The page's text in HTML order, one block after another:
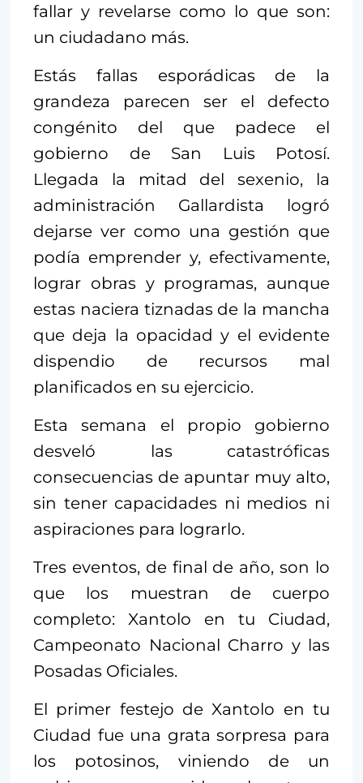
fallar y revelarse como lo que son:
un ciudadano más.
Estás fallas esporádicas de la
grandeza parecen ser el defecto
congénito del que padece el
gobierno de San Luis Potosí.
Llegada la mitad del sexenio, la
administración Gallardista logró
dejarse ver como una gestión que
podía emprender y, efectivamente,
lograr obras y programas, aunque
estas naciera tiznadas de la mancha
que deja la opacidad y el evidente
dispendio de recursos mal
planificados en su ejercicio.
Esta semana el propio gobierno
desveló las catastróficas
consecuencias de apuntar muy alto,
sin tener capacidades ni medios ni
aspiraciones para lograrlo.
Tres eventos, de final de año, son lo
que los muestran de cuerpo
completo: Xantolo en tu Ciudad,
Campeonato Nacional Charro y las
Posadas Oficiales.
El primer festejo de Xantolo en tu
Ciudad fue una grata sorpresa para
los potosinos, viniendo de un